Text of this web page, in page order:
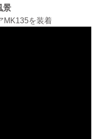
景
MK135を装着